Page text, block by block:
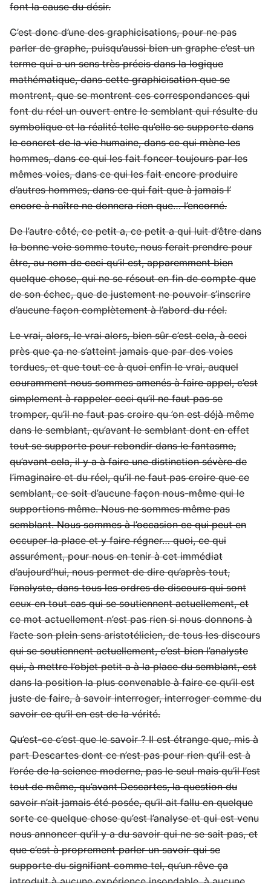
font la cause du désir.
C’est donc d’une des graphicisations, pour ne pas
parler de graphe, puisqu’aussi bien un graphe c’est un
terme qui a un sens très précis dans la logique
mathématique, dans cette graphicisation que se
montrent, que se montrent ces correspondances qui
font du réel un ouvert entre le semblant qui résulte du
symbolique et la réalité telle qu’elle se supporte dans
le concret de la vie humaine, dans ce qui mène les
hommes, dans ce qui les fait foncer toujours par les
mêmes voies, dans ce qui les fait encore produire
d’autres hommes, dans ce qui fait que à jamais l’
encore à naître ne donnera rien que… l’encorné.
De l’autre côté, ce petit a, ce petit a qui luit d’être dans
la bonne voie somme toute, nous ferait prendre pour
être, au nom de ceci qu’il est, apparemment bien
quelque chose, qui ne se résout en fin de compte que
de son échec, que de justement ne pouvoir s’inscrire
d’aucune façon complètement à l’abord du réel.
Le vrai, alors, le vrai alors, bien sûr c’est cela, à ceci
près que ça ne s’atteint jamais que par des voies
tordues, et que tout ce à quoi enfin le vrai, auquel
couramment nous sommes amenés à faire appel, c’est
simplement à rappeler ceci qu’il ne faut pas se
tromper, qu’il ne faut pas croire qu ’on est déjà même
dans le semblant, qu’avant le semblant dont en effet
tout se supporte pour rebondir dans le fantasme,
qu’avant cela, il y a à faire une distinction sévère de
l’imaginaire et du réel, qu’il ne faut pas croire que ce
semblant, ce soit d’aucune façon nous-même qui le
supportions même. Nous ne sommes même pas
semblant. Nous sommes à l’occasion ce qui peut en
occuper la place et y faire régner… quoi, ce qui
assurément, pour nous en tenir à cet immédiat
d’aujourd’hui, nous permet de dire qu’après tout,
l’analyste, dans tous les ordres de discours qui sont
ceux en tout cas qui se soutiennent actuellement, et
ce mot actuellement n’est pas rien si nous donnons à
l’acte son plein sens aristotélicien, de tous les discours
qui se soutiennent actuellement, c’est bien l’analyste
qui, à mettre l’objet petit a à la place du semblant, est
dans la position la plus convenable à faire ce qu’il est
juste de faire, à savoir interroger, interroger comme du
savoir ce qu’il en est de la vérité.
Qu’est-ce c’est que le savoir ? Il est étrange que, mis à
part Descartes dont ce n’est pas pour rien qu’il est à
l’orée de la science moderne, pas le seul mais qu’il l’est
tout de même, qu’avant Descartes, la question du
savoir n’ait jamais été posée, qu’il ait fallu en quelque
sorte ce quelque chose qu’est l’analyse et qui est venu
nous annoncer qu’il y a du savoir qui ne se sait pas, et
que c’est à proprement parler un savoir qui se
supporte du signifiant comme tel, qu’un rêve ça